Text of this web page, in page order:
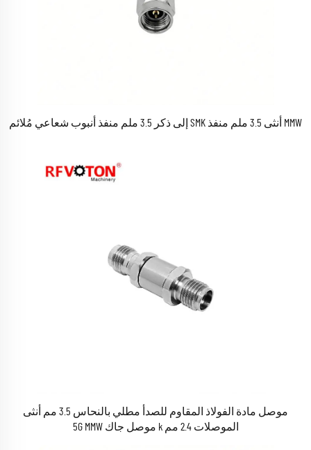
MMW أنثى 3.5 ملم منفذ SMK إلى ذكر 3.5 ملم منفذ أنبوب شعاعي مُلائم
موصل مادة الفولاذ المقاوم للصدأ مطلي بالنحاس 3.5 مم أنثى
الموصلات 2.4 مم k موصل جاك 5G MMW